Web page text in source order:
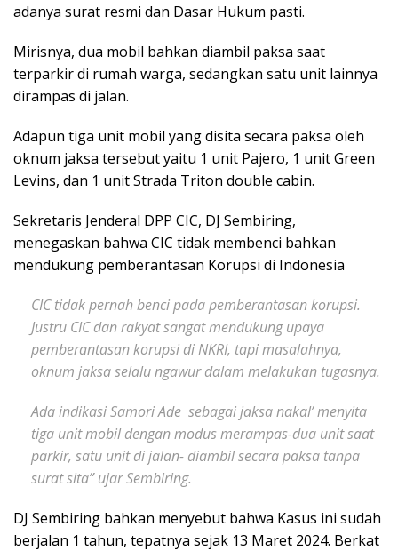
adanya surat resmi dan Dasar Hukum pasti.
Mirisnya, dua mobil bahkan diambil paksa saat
terparkir di rumah warga, sedangkan satu unit lainnya
dirampas di jalan.
Adapun tiga unit mobil yang disita secara paksa oleh
oknum jaksa tersebut yaitu 1 unit Pajero, 1 unit Green
Levins, dan 1 unit Strada Triton double cabin.
Sekretaris Jenderal DPP CIC, DJ Sembiring,
menegaskan bahwa CIC tidak membenci bahkan
mendukung pemberantasan Korupsi di Indonesia
CIC tidak pernah benci pada pemberantasan korupsi.
Justru CIC dan rakyat sangat mendukung upaya
pemberantasan korupsi di NKRI, tapi masalahnya,
oknum jaksa selalu ngawur dalam melakukan tugasnya.
Ada indikasi Samori Ade sebagai jaksa nakal’ menyita
tiga unit mobil dengan modus merampas-dua unit saat
parkir, satu unit di jalan- diambil secara paksa tanpa
surat sita” ujar Sembiring.
DJ Sembiring bahkan menyebut bahwa Kasus ini sudah
berjalan 1 tahun, tepatnya sejak 13 Maret 2024. Berkat